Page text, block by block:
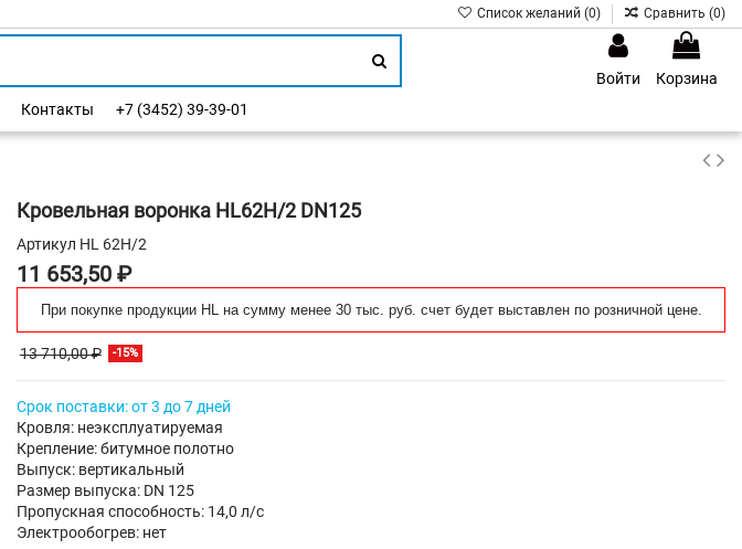
Список желаний (0) Сравнить (0)
Войти
Корзина
Контакты +7 (3452) 39-39-01
Кровельная воронка HL62H/2 DN125
Артикул HL 62H/2
11 653,50 ₽
При покупке продукции HL на сумму менее 30 тыс. руб. счет будет выставлен по розничной цене.
13 710,00 ₽ -15%
Срок поставки: от 3 до 7 дней
Кровля: неэксплуатируемая
Крепление: битумное полотно
Выпуск: вертикальный
Размер выпуска: DN 125
Пропускная способность: 14,0 л/с
Электрообогрев: нет